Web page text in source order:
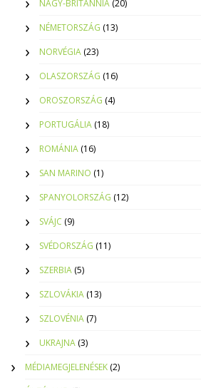
NAGY-BRITANNIA (20)
NÉMETORSZÁG (13)
NORVÉGIA (23)
OLASZORSZÁG (16)
OROSZORSZÁG (4)
PORTUGÁLIA (18)
ROMÁNIA (16)
SAN MARINO (1)
SPANYOLORSZÁG (12)
SVÁJC (9)
SVÉDORSZÁG (11)
SZERBIA (5)
SZLOVÁKIA (13)
SZLOVÉNIA (7)
UKRAJNA (3)
MÉDIAMEGJELENÉSEK (2)